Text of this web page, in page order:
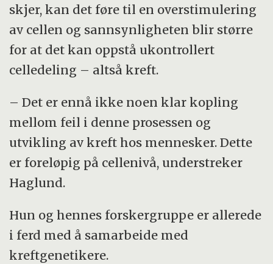
skjer, kan det føre til en overstimulering
av cellen og sannsynligheten blir større
for at det kan oppstå ukontrollert
celledeling – altså kreft.
– Det er ennå ikke noen klar kopling
mellom feil i denne prosessen og
utvikling av kreft hos mennesker. Dette
er foreløpig på cellenivå, understreker
Haglund.
Hun og hennes forskergruppe er allerede
i ferd med å samarbeide med
kreftgenetikere.